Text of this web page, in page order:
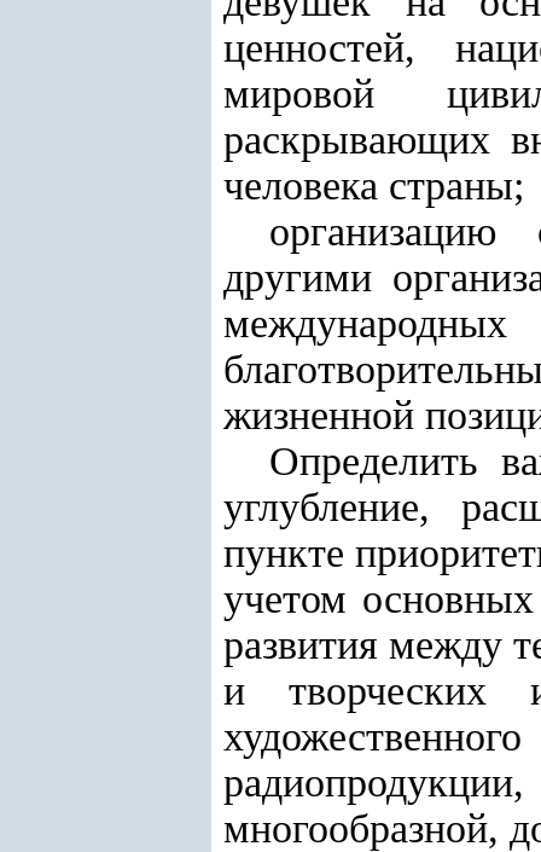
ценностей,
мировой
раскрывающих
человека страны;
другими
жизненной
Определить
углубление,
пункте
учетом
развития между
и творческих
многообразной,